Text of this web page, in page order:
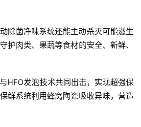
除菌净味系统还能主动杀灭可能滋生
护肉类、果蔬等食材的安全、新鲜、
HFO发泡技术共同出击，实现超强保
鲜系统利用蜂窝陶瓷吸收异味，营造